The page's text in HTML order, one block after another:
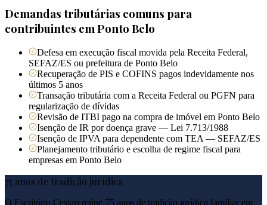
Demandas tributárias comuns para
contribuintes emPonto Belo
Defesa em execução fiscal movida pela Receita Federal,
SEFAZ/ES ou prefeitura de Ponto Belo
Recuperação de PIS e COFINS pagos indevidamente nos
últimos 5 anos
Transação tributária com a Receita Federal ou PGFN para
regularização de dívidas
Revisão de ITBI pago na compra de imóvel em Ponto Belo
Isenção de IR por doença grave — Lei 7.713/1988
Isenção de IPVA para dependente com TEA — SEFAZ/ES
Planejamento tributário e escolha de regime fiscal para
empresas em Ponto Belo
75 anos de tradição jurídica
O Escritório Cestari reúne 75 anos de tradição jurídica familiar em